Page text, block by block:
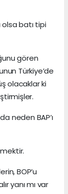
batı tipi
gören
Türkiye’de
olacaklar ki
neden BAP’ı
BOP’u
yanı mı var